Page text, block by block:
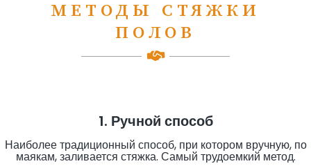
МЕТОДЫ СТЯЖКИ
ПОЛОВ
1. Ручной способ
Наиболее традиционный способ, при котором вручную, по
маякам, заливается стяжка. Самый трудоемкий метод.